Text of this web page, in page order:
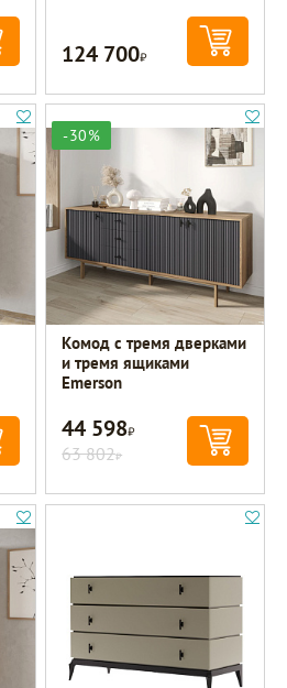
124 700Р
-30%
Комод с тремя дверками
и тремя ящиками
Emerson
44 598Р
63 802Р